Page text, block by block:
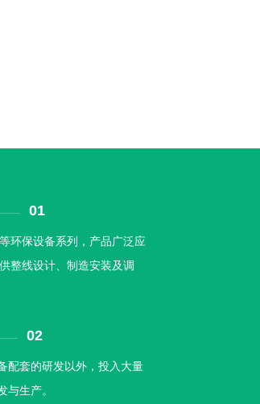
01
环保设备系列，产品广泛应
整线设计、制造安装及调
02
配套的研发以外，投入大量
生产。